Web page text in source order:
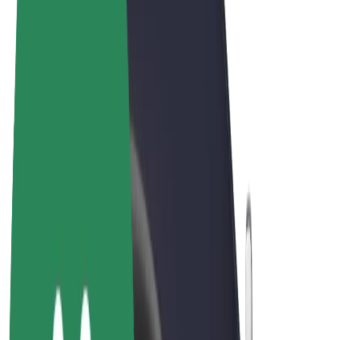
Bolt for Business
Bolt Plus
Vydělávejte s Boltem